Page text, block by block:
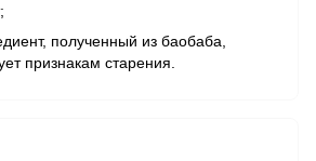
полученный из баобаба,
признакам старения.